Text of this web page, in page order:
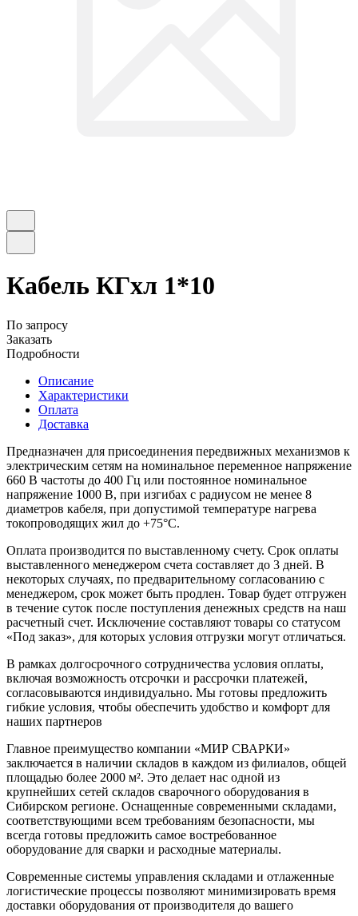
Кабель КГхл 1*10
По запросу
Заказать
Подробности
Описание
Характеристики
Оплата
Доставка
Предназначен для присоединения передвижных механизмов к
электрическим сетям на номинальное переменное напряжение
660 В частоты до 400 Гц или постоянное номинальное
напряжение 1000 В, при изгибах с радиусом не менее 8
диаметров кабеля, при допустимой температуре нагрева
токопроводящих жил до +75°C.
Оплата производится по выставленному счету. Срок оплаты
выставленного менеджером счета составляет до 3 дней. В
некоторых случаях, по предварительному согласованию с
менеджером, срок может быть продлен. Товар будет отгружен
в течение суток после поступления денежных средств на наш
расчетный счет. Исключение составляют товары со статусом
«Под заказ», для которых условия отгрузки могут отличаться.
В рамках долгосрочного сотрудничества условия оплаты,
включая возможность отсрочки и рассрочки платежей,
согласовываются индивидуально. Мы готовы предложить
гибкие условия, чтобы обеспечить удобство и комфорт для
наших партнеров
Главное преимущество компании «МИР СВАРКИ»
заключается в наличии складов в каждом из филиалов, общей
площадью более 2000 м². Это делает нас одной из
крупнейших сетей складов сварочного оборудования в
Сибирском регионе. Оснащенные современными складами,
соответствующими всем требованиям безопасности, мы
всегда готовы предложить самое востребованное
оборудование для сварки и расходные материалы.
Современные системы управления складами и отлаженные
логистические процессы позволяют минимизировать время
доставки оборудования от производителя до вашего